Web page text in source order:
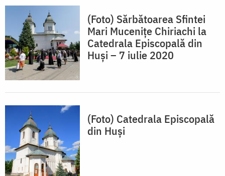
(Foto) Sărbătoarea Sfintei
Mari Mucenițe Chiriachi la
Catedrala Episcopală din
Huși – 7 iulie 2020
(Foto) Catedrala Episcopală
din Huși